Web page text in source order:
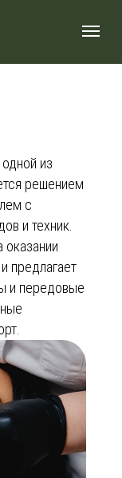
из
решением
с
и техник.
оказании
предлагает
и передовые